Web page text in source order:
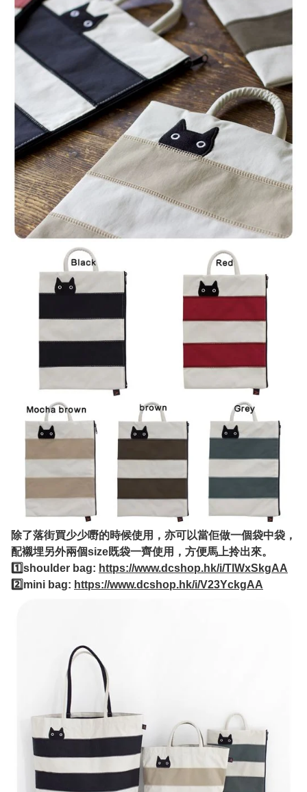
除了落街買少少嘢的時候使用，亦可以當佢做一個袋中袋，
配襯埋另外兩個size既袋一齊使用，方便馬上拎出來。
1️⃣shoulder bag: https://www.dcshop.hk/i/TlWxSkgAA
2️⃣mini bag: https://www.dcshop.hk/i/V23YckgAA